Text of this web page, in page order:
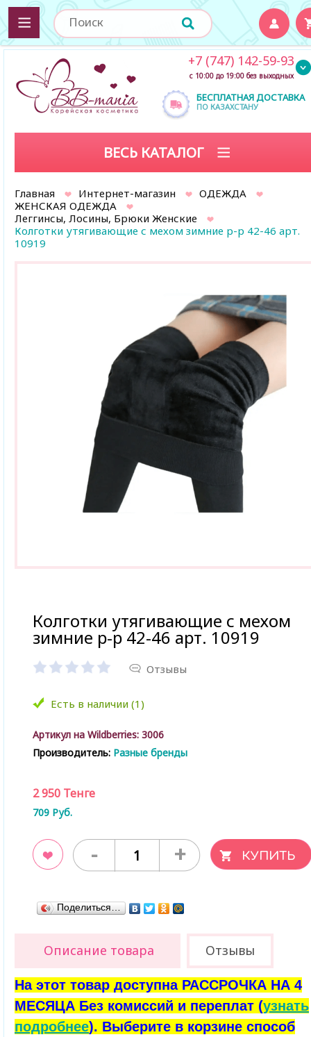
БЕСПЛАТНАЯ ДОСТАВКА
ПО КАЗАХСТАНУ
+7 (747) 142-59-93
с 10:00 до 19:00 без выходных
ВЕСЬ КАТАЛОГ
Главная Интернет-магазин
ОДЕЖДА
ЖЕНСКАЯ ОДЕЖДА
Леггинсы, Лосины, Брюки Женские
Колготки утягивающие с мехом зимние р-р 42-46 арт.
10919
Колготки утягивающие с мехом
зимние р-р 42-46 арт. 10919
Отзывы
Есть в наличии (1)
Артикул на Wildberries: 3006
Производитель: Разные бренды
2 950 Тенге
709 Руб.
- +
Поделиться…
Описание товара Отзывы
На этот товар доступна РАССРОЧКА НА 4
МЕСЯЦА Без комиссий и переплат (узнать
подробнее). Выберите в корзине способ